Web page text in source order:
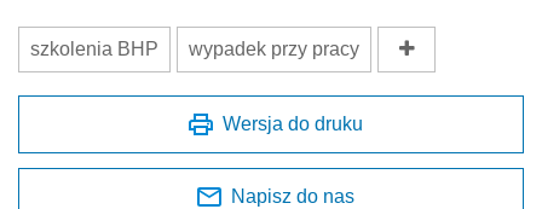
szkolenia BHP wypadek przy pracy
Wersja do druku
Napisz do nas